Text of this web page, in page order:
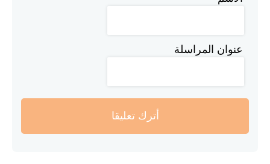
عنوان المراسلة
أترك تعليقا